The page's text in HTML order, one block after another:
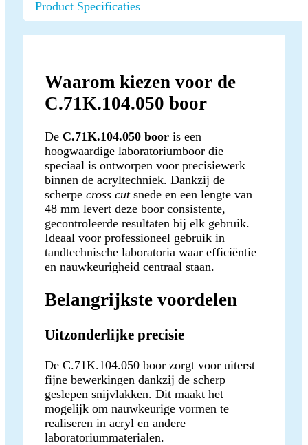
Product Specificaties
Waarom kiezen voor de
C.71K.104.050 boor
De C.71K.104.050 boor is een
hoogwaardige laboratoriumboor die
speciaal is ontworpen voor precisiewerk
binnen de acryltechniek. Dankzij de
scherpe cross cutsnede en een lengte van
48 mm levert deze boor consistente,
gecontroleerde resultaten bij elk gebruik.
Ideaal voor professioneel gebruik in
tandtechnische laboratoria waar efficiëntie
en nauwkeurigheid centraal staan.
Belangrijkste voordelen
Uitzonderlijke precisie
De C.71K.104.050 boor zorgt voor uiterst
fijne bewerkingen dankzij de scherp
geslepen snijvlakken. Dit maakt het
mogelijk om nauwkeurige vormen te
realiseren in acryl en andere
laboratoriummaterialen.